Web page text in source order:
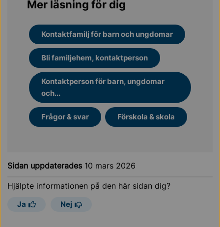
Mer läsning för dig
Kontaktfamilj för barn och ungdomar
Bli familjehem, kontaktperson
Kontaktperson för barn, ungdomar
och...
Frågor & svar Förskola & skola
Sidan uppdaterades 10 mars 2026
Hjälpte informationen på den här sidan dig?
Ja Nej